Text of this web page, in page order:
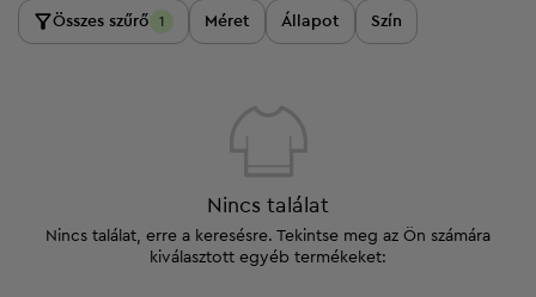
Összes szűrő 1 Méret Állapot Szín
Nincs találat
Nincs találat, erre a keresésre. Tekintse meg az Ön számára
kiválasztott egyéb termékeket: